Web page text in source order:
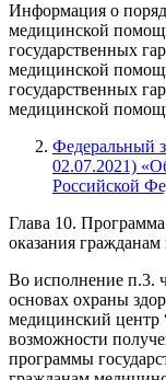
Информация о
медицинской
государственных
медицинской
государственных
медицинской
Федеральный
02.07.2021)
Российской
Глава 10.
оказания
Во исполнение п.3.
основах охраны
медицинский центр
возможности
программы